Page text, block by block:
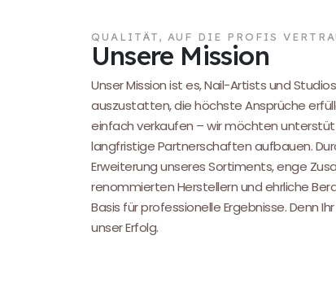
QUALITÄT, AUF DIE PROFIS
Unsere Mission
Unser Mission ist es, Nail-Artists und
auszustatten, die höchste Ansprüche
einfach verkaufen – wir möchten
langfristige Partnerschaften aufbauen.
Erweiterung unseres Sortiments, enge
renommierten Herstellern und ehrliche
Basis für professionelle Ergebnisse. Denn
unser Erfolg.